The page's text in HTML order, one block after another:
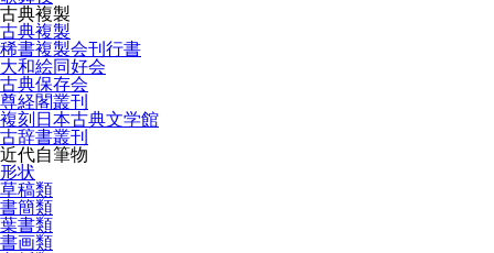
古典複製
古典複製
稀書複製会刊行書
大和絵同好会
古典保存会
尊経閣叢刊
複刻日本古典文学館
古辞書叢刊
近代自筆物
形状
草稿類
書簡類
葉書類
書画類